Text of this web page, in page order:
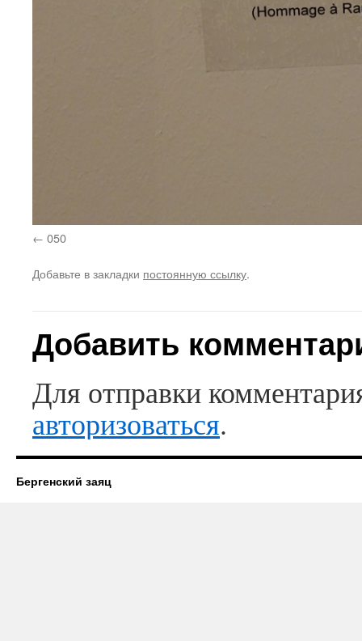
050
Добавьте в закладки постоянную ссылку.
Добавить
Для отправки
авторизоваться.
Бергенский заяц